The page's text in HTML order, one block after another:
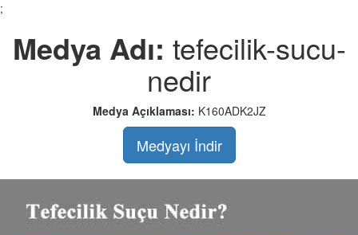
;
Medya Adı: tefecilik-sucu-
nedir
Medya Açıklaması: K160ADK2JZ
Medyayı İndir